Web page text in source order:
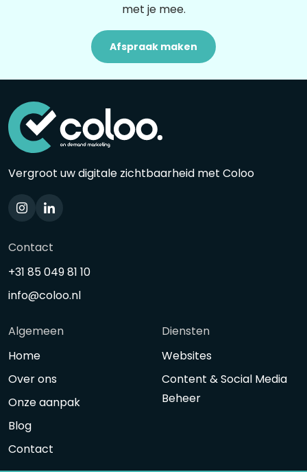
met je mee.
Afspraak maken
Vergroot uw digitale zichtbaarheid met Coloo
Contact
+31 85 049 81 10
info@coloo.nl
Algemeen
Home
Over ons
Onze aanpak
Blog
Contact
Diensten
Websites
Content & Social Media
Beheer